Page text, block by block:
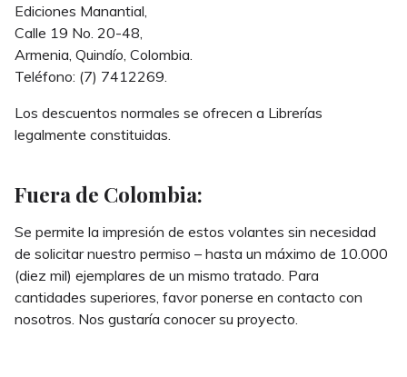
Ediciones Manantial,
Calle 19 No. 20-48,
Armenia, Quindío, Colombia.
Teléfono: (7) 7412269.
Los descuentos normales se ofrecen a Librerías
legalmente constituidas.
Fuera de Colombia:
Se permite la impresión de estos volantes sin necesidad
de solicitar nuestro permiso – hasta un máximo de 10.000
(diez mil) ejemplares de un mismo tratado. Para
cantidades superiores, favor ponerse en contacto con
nosotros. Nos gustaría conocer su proyecto.